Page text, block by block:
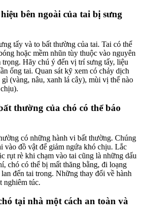
bên ngoài của tai bị sưng
tấy và to bất thường của tai. Tai có thể
hoặc mềm nhũn tùy thuộc vào nguyên
Hãy chú ý đến vị trí sưng tấy, liệu
ống tai. Quan sát kỹ xem có chảy dịch
(vàng, nâu, xanh lá cây), mùi vị thế nào
thường của chó có thể báo
có những hành vi bất thường. Chúng
vào đồ vật để giảm ngứa khó chịu. Lắc
rụt rè khi chạm vào tai cũng là những dấu
chó có thể bị mất thăng bằng, đi loạng
đến tai trong. Những thay đổi về hành
nghiêm túc.
tại nhà một cách an toàn và